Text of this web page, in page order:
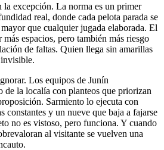
la excepción. La norma es un primer
real, donde cada pelota parada se
que cualquier jugada elaborada. El
espacios, pero también más riesgo
de faltas. Quien llega sin amarillas
Los equipos de Junín
de la localía con planteos que priorizan
Sarmiento lo ejecuta con
constantes y un nueve que baja a fajarse
no es vistoso, pero funciona. Y cuando
al visitante se vuelven una